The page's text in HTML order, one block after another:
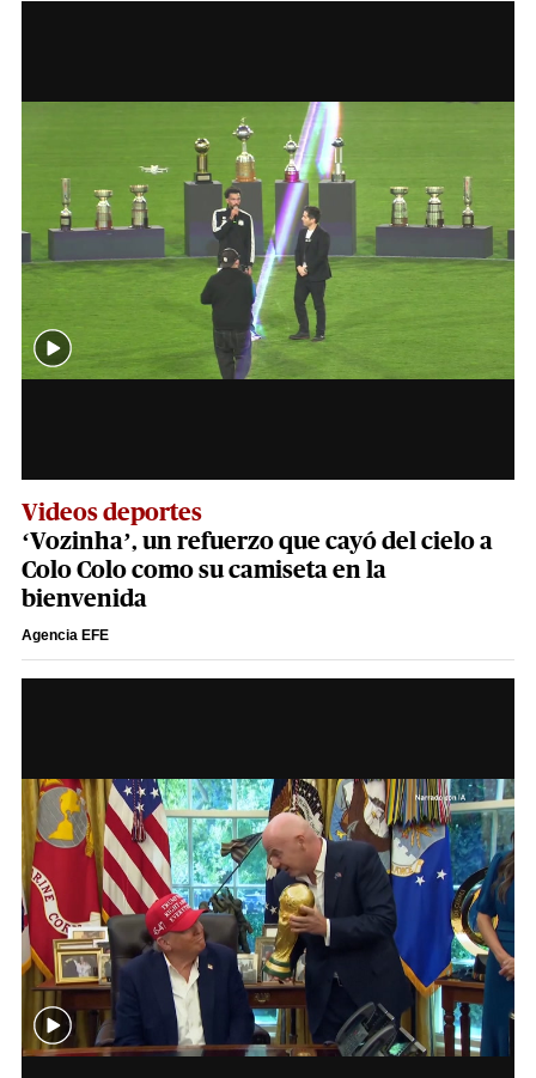
Videos deportes
‘Vozinha’, un refuerzo que cayó del cielo a
Colo Colo como su camiseta en la
bienvenida
Agencia EFE